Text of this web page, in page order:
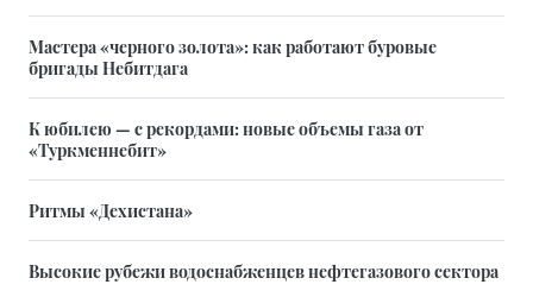
Мастера «черного золота»: как работают буровые
бригады Небитдага
К юбилею — с рекордами: новые объемы газа от
«Туркменнебит»
Ритмы «Дехистана»
Высокие рубежи водоснабженцев нефтегазового сектора